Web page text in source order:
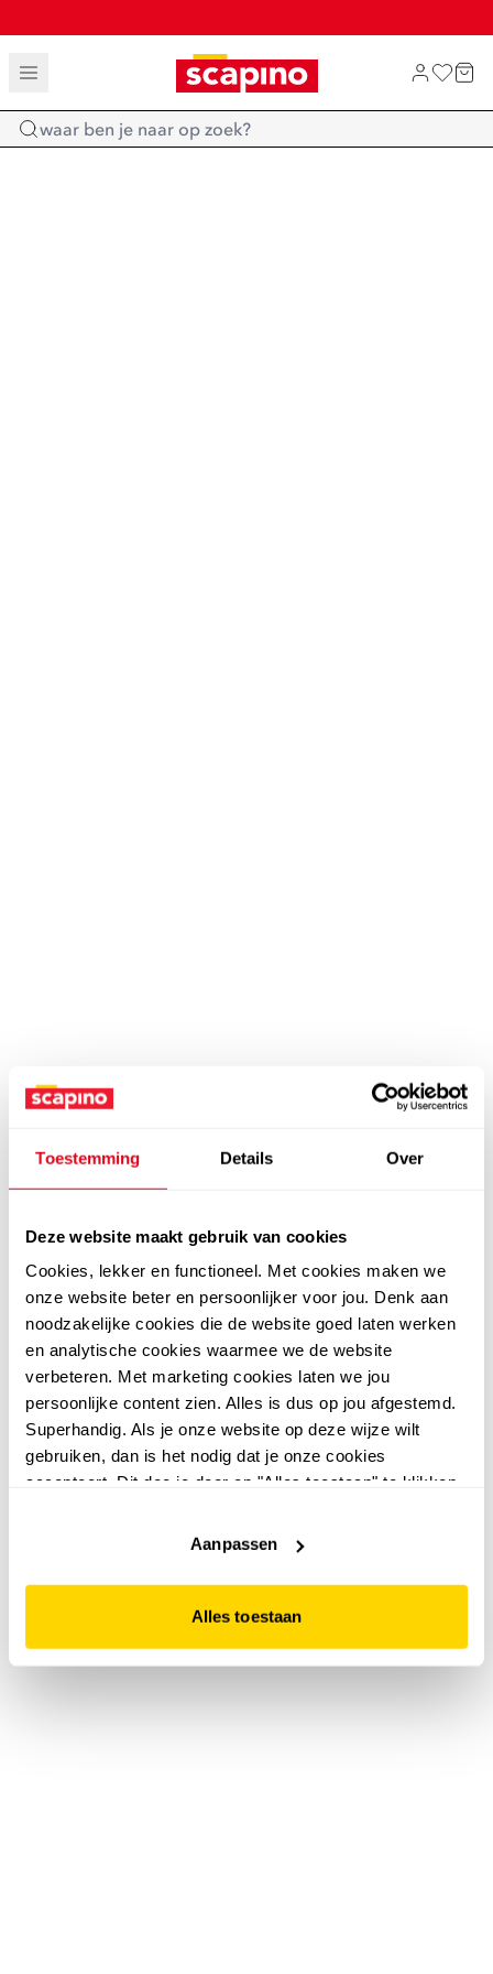
Toestemming Details Over
Deze website maakt gebruik van cookies
Cookies, lekker en functioneel. Met cookies maken we
onze website beter en persoonlijker voor jou. Denk aan
noodzakelijke cookies die de website goed laten werken
en analytische cookies waarmee we de website
verbeteren. Met marketing cookies laten we jou
persoonlijke content zien. Alles is dus op jou afgestemd.
Superhandig. Als je onze website op deze wijze wilt
gebruiken, dan is het nodig dat je onze cookies
accepteert. Dit doe je door op "Alles toestaan" te klikken.
website niet optimaal functioneert.
Aanpassen
Alles toestaan
TOT 70% KORTING OP SALE
SHOP NIEUW
Home